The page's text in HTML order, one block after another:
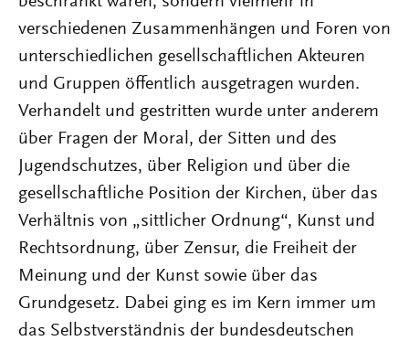
verschiedenen Zusammenhängen und Foren von
unterschiedlichen gesellschaftlichen Akteuren
und Gruppen öffentlich ausgetragen wurden.
Verhandelt und gestritten wurde unter anderem
über Fragen der Moral, der Sitten und des
Jugendschutzes, über Religion und über die
gesellschaftliche Position der Kirchen, über das
Verhältnis von „sittlicher Ordnung“, Kunst und
Rechtsordnung, über Zensur, die Freiheit der
Meinung und der Kunst sowie über das
Grundgesetz. Dabei ging es im Kern immer um
das Selbstverständnis der bundesdeutschen